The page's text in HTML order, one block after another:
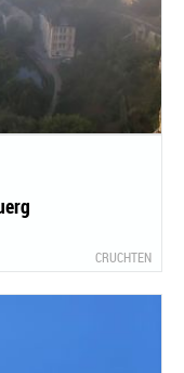
CRUCHTEN